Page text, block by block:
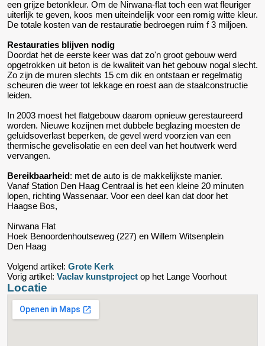
een grijze betonkleur. Om de Nirwana-flat toch een wat fleuriger
uiterlijk te geven, koos men uiteindelijk voor een romig witte kleur.
De totale kosten van de restauratie bedroegen ruim f 3 miljoen.
Restauraties blijven nodig
Doordat het de eerste keer was dat zo'n groot gebouw werd
opgetrokken uit beton is de kwaliteit van het gebouw nogal slecht.
Zo zijn de muren slechts 15 cm dik en ontstaan er regelmatig
scheuren die weer tot lekkage en roest aan de staalconstructie
leiden.
In 2003 moest het flatgebouw daarom opnieuw gerestaureerd
worden. Nieuwe kozijnen met dubbele beglazing moesten de
geluidsoverlast beperken, de gevel werd voorzien van een
thermische gevelisolatie en een deel van het houtwerk werd
vervangen.
Bereikbaarheid: met de auto is de makkelijkste manier.
Vanaf Station Den Haag Centraal is het een kleine 20 minuten
lopen, richting Wassenaar. Voor een deel kan dat door het
Haagse Bos,
Nirwana Flat
Hoek Benoordenhoutseweg (227) en Willem Witsenplein
Den Haag
Volgend artikel: Grote Kerk
Vorig artikel: Vaclav kunstproject op het Lange Voorhout
Locatie